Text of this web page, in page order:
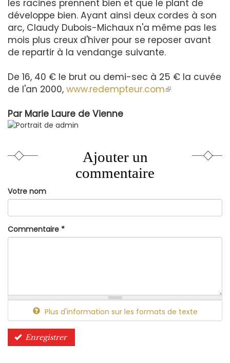
les racines prennent bien et que le plant de
développe bien. Ayant ainsi deux cordes à son
arc, Claudy Dubois-Michaux n'a même pas les
mois plus creux d'hiver pour se reposer avant
de repartir à la vendange suivante.
De 16, 40 € le brut ou demi-sec à 25 € la cuvée
de l'an 2000, www.redempteur.com(le
Par Marie Laure de Vienne
Ajouter un
commentaire
Votre nom
Commentaire *
Plus d'information sur les formats de texte
Enregistrer